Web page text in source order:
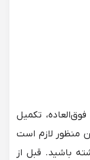
تکمیل
منظور لازم است
باشید. قبل از